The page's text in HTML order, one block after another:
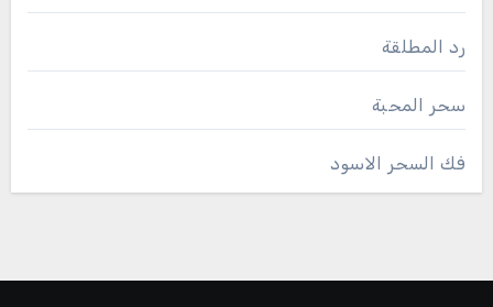
رد المطلقة
سحر المحبة
فك السحر الاسود